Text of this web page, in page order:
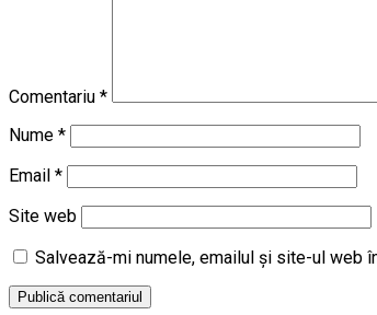
Comentariu *
Nume *
Email *
Site web
Salvează-mi numele, emailul și site-ul web